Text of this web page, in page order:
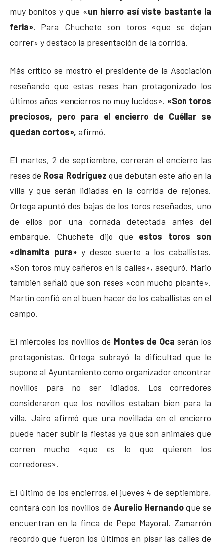
muy bonitos y que «un hierro así viste bastante la
feria». Para Chuchete son toros «que se dejan
correr» y destacó la presentación de la corrida.
Más crítico se mostró el presidente de la Asociación
reseñando que estas reses han protagonizado los
últimos años «encierros no muy lucidos». «Son toros
preciosos, pero para el encierro de Cuéllar se
quedan cortos», afirmó.
El martes, 2 de septiembre, correrán el encierro las
reses de Rosa Rodríguez que debutan este año en la
villa y que serán lidiadas en la corrida de rejones.
Ortega apuntó dos bajas de los toros reseñados, uno
de ellos por una cornada detectada antes del
embarque. Chuchete dijo que estos toros son
«dinamita pura»y deseó suerte a los caballistas.
«Son toros muy cañeros en ls calles», aseguró. Mario
también señaló que son reses «con mucho picante».
Martín confió en el buen hacer de los caballistas en el
campo.
El miércoles los novillos de Montes de Oca serán los
protagonistas. Ortega subrayó la dificultad que le
supone al Ayuntamiento como organizador encontrar
novillos para no ser lidiados. Los corredores
consideraron que los novillos estaban bien para la
villa. Jairo afirmó que una novillada en el encierro
puede hacer subir la fiestas ya que son animales que
corren mucho «que es lo que quieren los
corredores».
El último de los encierros, el jueves 4 de septiembre,
contará con los novillos de Aurelio Hernandoque se
encuentran en la finca de Pepe Mayoral. Zamarrón
recordó que fueron los últimos en pisar las calles de